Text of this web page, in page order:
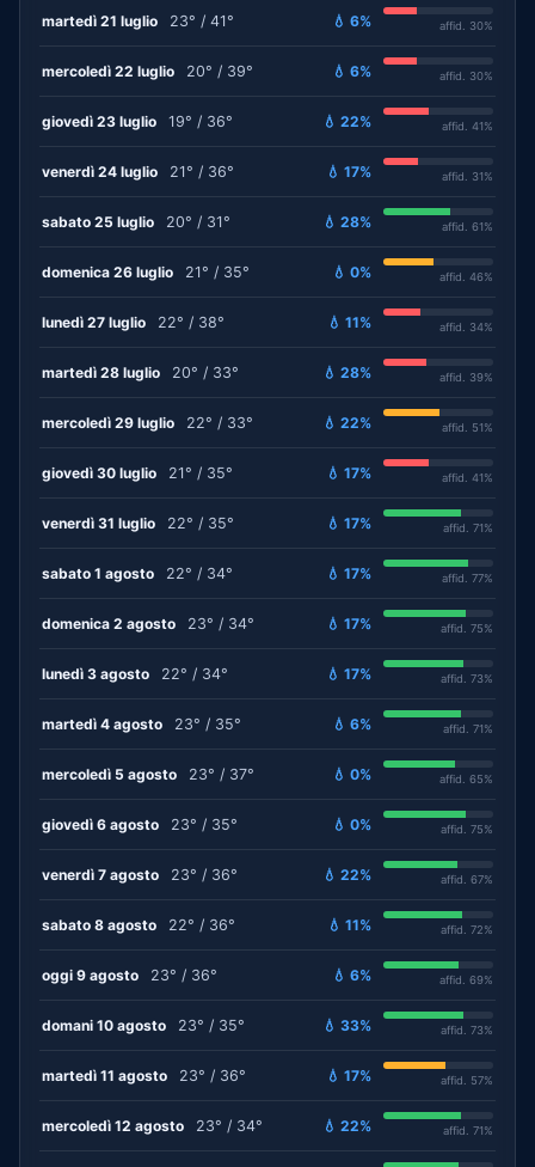
martedì 21 luglio 23° / 41° 💧 6% affid. 30%
mercoledì 22 luglio 20° / 39° 💧 6% affid. 30%
giovedì 23 luglio 19° / 36° 💧 22% affid. 41%
venerdì 24 luglio 21° / 36° 💧 17% affid. 31%
sabato 25 luglio 20° / 31° 💧 28% affid. 61%
domenica 26 luglio 21° / 35° 💧 0% affid. 46%
lunedì 27 luglio 22° / 38° 💧 11% affid. 34%
martedì 28 luglio 20° / 33° 💧 28% affid. 39%
mercoledì 29 luglio 22° / 33° 💧 22% affid. 51%
giovedì 30 luglio 21° / 35° 💧 17% affid. 41%
venerdì 31 luglio 22° / 35° 💧 17% affid. 71%
sabato 1 agosto 22° / 34° 💧 17% affid. 77%
domenica 2 agosto 23° / 34° 💧 17% affid. 75%
lunedì 3 agosto 22° / 34° 💧 17% affid. 73%
martedì 4 agosto 23° / 35° 💧 6% affid. 71%
mercoledì 5 agosto 23° / 37° 💧 0% affid. 65%
giovedì 6 agosto 23° / 35° 💧 0% affid. 75%
venerdì 7 agosto 23° / 36° 💧 22% affid. 67%
sabato 8 agosto 22° / 36° 💧 11% affid. 72%
oggi 9 agosto 23° / 36° 💧 6% affid. 69%
domani 10 agosto 23° / 35° 💧 33% affid. 73%
martedì 11 agosto 23° / 36° 💧 17% affid. 57%
mercoledì 12 agosto 23° / 34° 💧 22% affid. 71%